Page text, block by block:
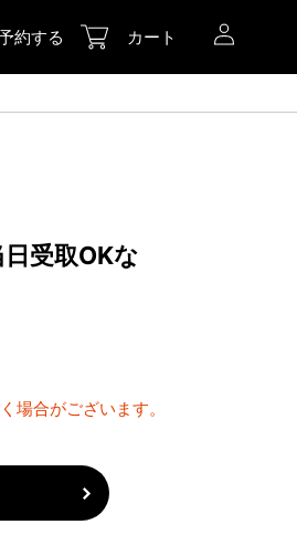
約する カート
受取OKな
場合がございます。